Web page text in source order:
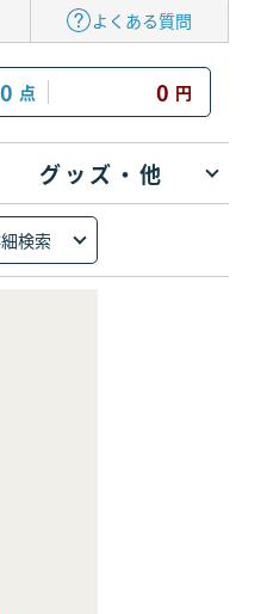
よくある質問
0 点 0 円
グッズ・他
検索